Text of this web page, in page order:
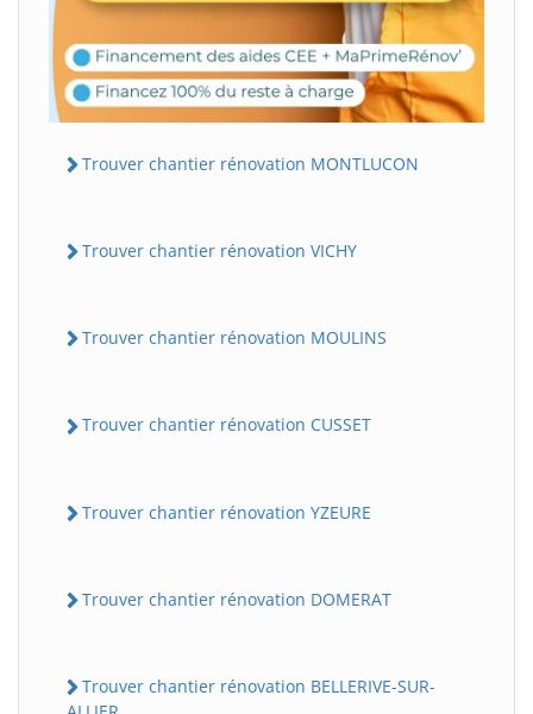
Trouver chantier rénovation MONTLUCON
Trouver chantier rénovation VICHY
Trouver chantier rénovation MOULINS
Trouver chantier rénovation CUSSET
Trouver chantier rénovation YZEURE
Trouver chantier rénovation DOMERAT
Trouver chantier rénovation BELLERIVE-SUR-